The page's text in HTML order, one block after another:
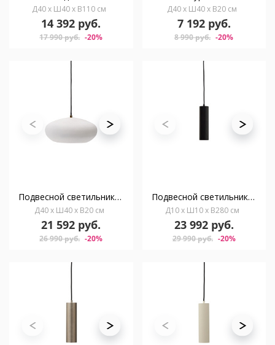
Д40 x Ш40 x В110 см
14 392 руб.
17 990 руб. -20%
Д40 x Ш40 x В20 см
7 192 руб.
8 990 руб. -20%
Подвесной светильник Inda из металла в белом цвете Ø 30
Д40 x Ш40 x В20 см
21 592 руб.
26 990 руб. -20%
Подвесной светильник Andia из алюминия с черной отделкой
Д10 x Ш10 x В280 см
23 992 руб.
29 990 руб. -20%